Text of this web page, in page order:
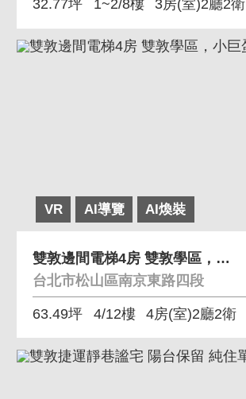
32.77坪 1~2/8樓 3房(室)2廳2衛
VR AI導覽 AI煥裝
雙敦邊間電梯4房 雙敦學區，小巨蛋捷運站2分鐘
台北市松山區南京東路四段
63.49坪 4/12樓 4房(室)2廳2衛